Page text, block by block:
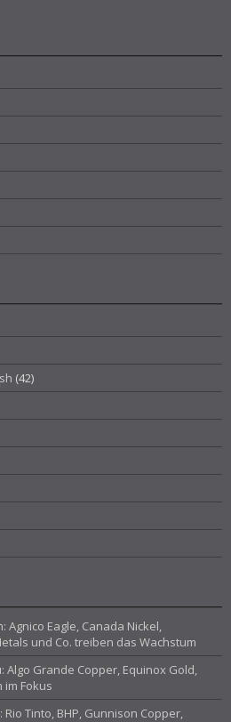
(42)
Eagle, Canada Nickel,
und Co. treiben das Wachstum
Grande Copper, Equinox Gold,
im Fokus
Tinto, BHP, Gunnison Copper,